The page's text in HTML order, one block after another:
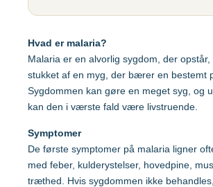
Gul feber
Helvedesild (Zoster)
Hepatitis A
Hepatitis A+B
Ambirix
Hepatitis B
MFR
Polio
Etiopien
Ghana
Indien
Hvad er malaria?
Malaria er en alvorlig sygdom, der
stukket af en myg, der bærer en bestemt
Sygdommen kan gøre en meget syg, og
kan den i værste fald være livstruende.
Symptomer
De første symptomer på malaria ligner
med feber, kulderystelser, hovedpine,
træthed. Hvis sygdommen ikke